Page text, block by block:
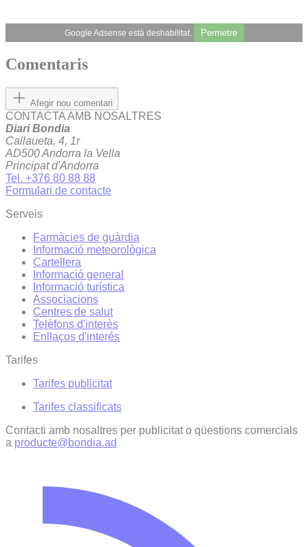
Google Adsense està deshabilitat. Permetre
Comentaris
Afegir nou comentari
CONTACTA AMB NOSALTRES
Diari Bondia
Callaueta, 4, 1r
AD500 Andorra la Vella
Principat d'Andorra
Tel. +376 80 88 88
Formulari de contacte
Serveis
Farmàcies de guàrdia
Informació meteorològica
Cartellera
Informació general
Informació turística
Associacions
Centres de salut
Telèfons d'interès
Enllaços d'interés
Tarifes
Tarifes publicitat
Tarifes classificats
Contacti amb nosaltres per publicitat o qüestions comercials
a producte@bondia.ad